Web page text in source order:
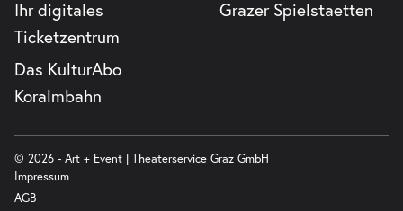
Ihr digitales
Ticketzentrum
Das KulturAbo
Koralmbahn
Grazer Spielstaetten
© 2026 - Art + Event | Theaterservice Graz GmbH
Impressum
AGB